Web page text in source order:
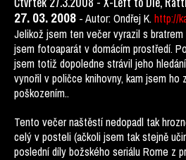
27. 03. 2008 -Autor: Ondřej K.http://
Jelikož jsem ten večer vyrazil s
jsem fotoaparát v domácím prostředí.
jsem totiž dopoledne strávil jeho
vynořil v poličce knihovny, kam jsem ho
poškozením..
Tento večer naštěstí nedopadl tak
celý v posteli (ačkoli jsem tak stejně
poslední díly božského seriálu Rome z